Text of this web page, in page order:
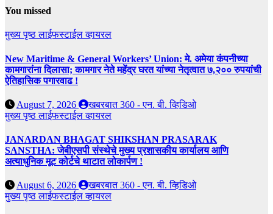
You missed
मुख्य पृष्ठलाईफस्टाईलव्हायरल
New Maritime & General Workers’ Union: मे. अमेया कंपनीच्या
कामगारांना दिलासा; कामगार नेते महेंद्र घरत यांच्या नेतृत्वात ७,२०० रुपयांची
ऐतिहासिक पगारवाढ !
August 7, 2026
खबरबात 360 - एन. बी. व्हिडिओ
मुख्य पृष्ठलाईफस्टाईलव्हायरल
JANARDAN BHAGAT SHIKSHAN PRASARAK
SANSTHA: जेबीएसपी संस्थेचे मुख्य प्रशासकीय कार्यालय आणि
अत्याधुनिक मूट कोर्टचे थाटात लोकार्पण !
August 6, 2026
खबरबात 360 - एन. बी. व्हिडिओ
मुख्य पृष्ठलाईफस्टाईलव्हायरल